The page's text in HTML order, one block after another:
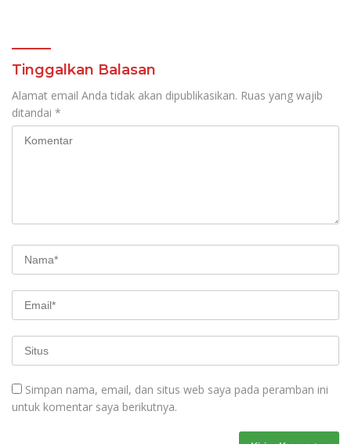
Tinggalkan Balasan
Alamat email Anda tidak akan dipublikasikan. Ruas yang wajib
ditandai *
Simpan nama, email, dan situs web saya pada peramban ini
untuk komentar saya berikutnya.